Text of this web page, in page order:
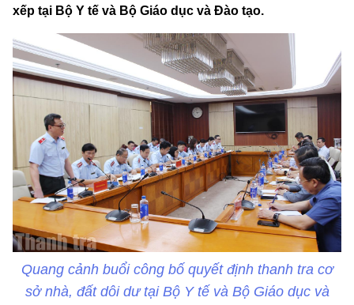
xếp tại Bộ Y tế và Bộ Giáo dục và Đào tạo.
Quang cảnh buổi công bố quyết định thanh tra cơ
sở nhà, đất dôi dư tại Bộ Y tế và Bộ Giáo dục và